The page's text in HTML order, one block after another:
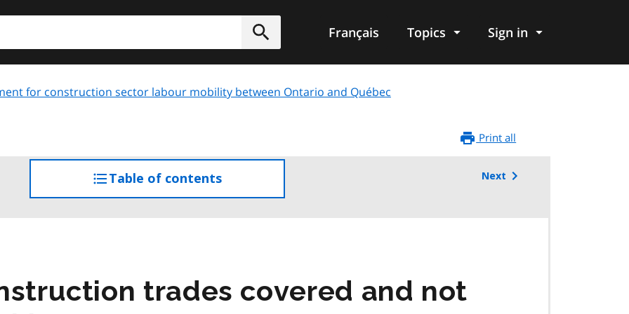
Submit
Français Topics Sign in
for construction sector labour mobility between Ontario and Québec
Print all
Table of contents
the
Next
trades covered and not